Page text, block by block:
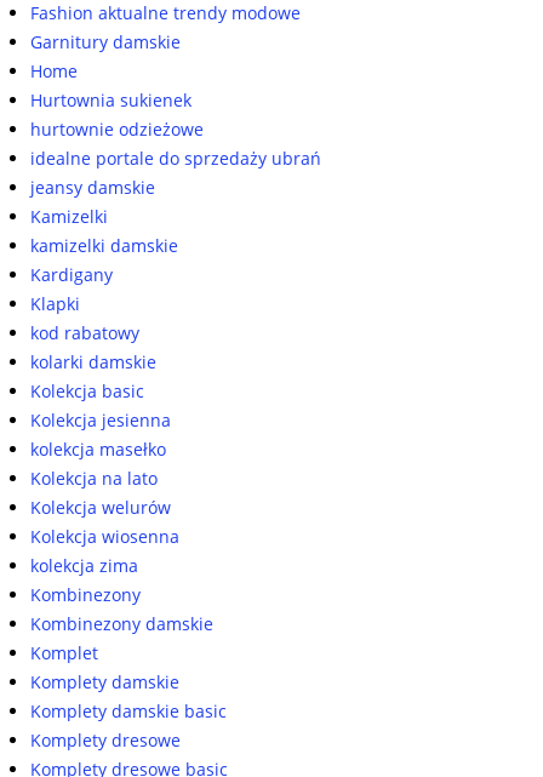
Fashion aktualne trendy modowe
Garnitury damskie
Home
Hurtownia sukienek
hurtownie odzieżowe
idealne portale do sprzedaży ubrań
jeansy damskie
Kamizelki
kamizelki damskie
Kardigany
Klapki
kod rabatowy
kolarki damskie
Kolekcja basic
Kolekcja jesienna
kolekcja masełko
Kolekcja na lato
Kolekcja welurów
Kolekcja wiosenna
kolekcja zima
Kombinezony
Kombinezony damskie
Komplet
Komplety damskie
Komplety damskie basic
Komplety dresowe
Komplety dresowe basic